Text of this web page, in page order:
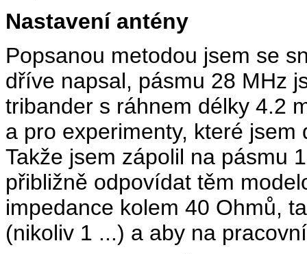
Nastavení antény
Popsanou metodou jsem se
dříve napsal, pásmu 28 MHz
tribander s ráhnem délky 4.2
a pro experimenty, které
Takže jsem zápolil na pásmu
přibližně odpovídat těm
impedance kolem 40 Ohmů,
(nikoliv 1 ...) a aby na